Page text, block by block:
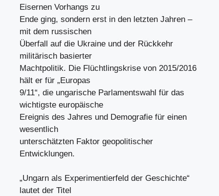
Eisernen Vorhangs zu
Ende ging, sondern erst in den letzten Jahren –
mit dem russischen
Überfall auf die Ukraine und der Rückkehr
militärisch basierter
Machtpolitik. Die Flüchtlingskrise von 2015/2016
hält er für „Europas
9/11“, die ungarische Parlamentswahl für das
wichtigste europäische
Ereignis des Jahres und Demografie für einen
wesentlich
unterschätzten Faktor geopolitischer
Entwicklungen.
„Ungarn als Experimentierfeld der Geschichte“
lautet der Titel